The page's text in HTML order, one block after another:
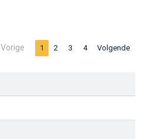
Vorige 1 2 3 4 Volgende